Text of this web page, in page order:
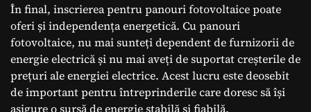
În final, inscrierea pentru panouri fotovoltaice poate
oferi și independența energetică. Cu panouri
fotovoltaice, nu mai sunteți dependent de furnizorii de
energie electrică și nu mai aveți de suportat creșterile de
prețuri ale energiei electrice. Acest lucru este deosebit
de important pentru întreprinderile care doresc să își
asigure o sursă de energie stabilă și fiabilă.